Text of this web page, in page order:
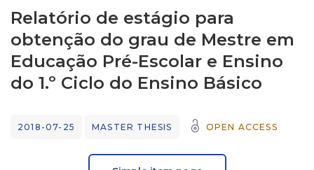
Statistics
Relatório de estágio para
obtenção do grau de Mestre em
Educação Pré-Escolar e Ensino
do 1.º Ciclo do Ensino Básico
2018-07-25 MASTER THESIS OPEN ACCESS